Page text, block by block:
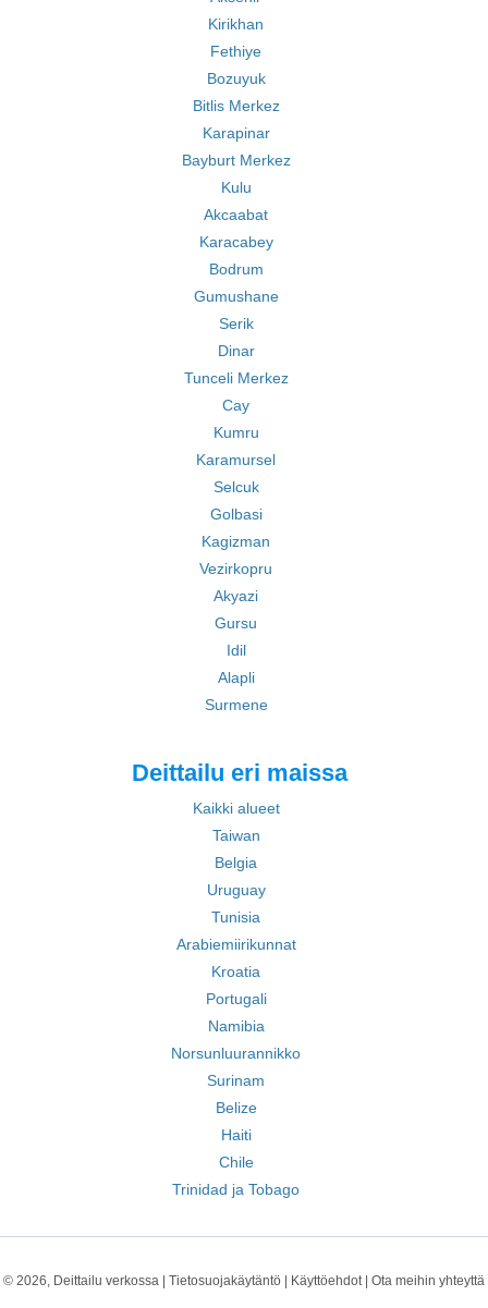
Kirikhan
Fethiye
Bozuyuk
Bitlis Merkez
Karapinar
Bayburt Merkez
Kulu
Akcaabat
Karacabey
Bodrum
Gumushane
Serik
Dinar
Tunceli Merkez
Cay
Kumru
Karamursel
Selcuk
Golbasi
Kagizman
Vezirkopru
Akyazi
Gursu
Idil
Alapli
Surmene
Deittailu eri maissa
Kaikki alueet
Taiwan
Belgia
Uruguay
Tunisia
Arabiemiirikunnat
Kroatia
Portugali
Namibia
Norsunluurannikko
Surinam
Belize
Haiti
Chile
Trinidad ja Tobago
© 2026, Deittailu verkossa | Tietosuojakäytäntö Käyttöehdot| Ota meihin yhteyttä